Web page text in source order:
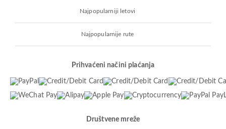
Najpopularniji letovi
Najpopularnije rute
Prihvaćeni načini plaćanja
Društvene mreže